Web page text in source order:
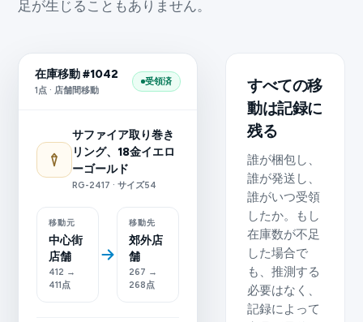
足が生じることもありません。
在庫移動 #1042
1点 · 店舗間移動
受領済
サファイア取り巻き
リング、18金イエロ
ーゴールド
RG-2417 · サイズ54
移動元
中心街
店舗
412 →
411点
移動先
郊外店
舗
267 →
268点
すべての移
動は記録に
残る
誰が梱包し、
誰が発送し、
誰がいつ受領
したか。もし
在庫数が不足
した場合で
も、推測する
必要はなく、
記録によって